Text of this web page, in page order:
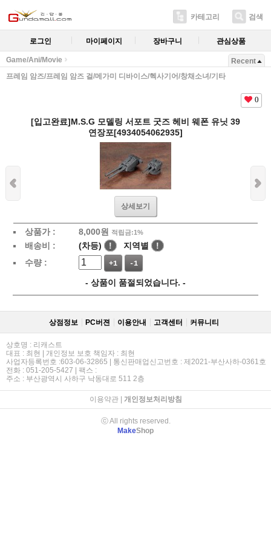
카테고리 검색
로그인 마이페이지 장바구니 관심상품
Game/Ani/Movie
프레임 암즈/프레임 암즈 걸/메가미 디바이스/헥사기어/창채소녀/기타
Recent
0
[입고완료]M.S.G 모델링 서포트 굿즈 헤비 웨폰 유닛 39
연장포[4934054062935]
상세보기
상품가 : 8,000원 적립금:1%
배송비 : (차등) ! 지역별
!
수량 :
+1 -1
- 상품이 품절되었습니다. -
상점정보 PC버젼 이용안내 고객센터 커뮤니티
상호명 : 리캐스트
대표 : 최현 | 개인정보 보호 책임자 : 최현
사업자등록번호 :603-06-32865 | 통신판매업신고번호 : 제2021-부산사하-0361호
전화 : 051-205-5427 | 팩스 :
주소 : 부산광역시 사하구 낙동대로 511 2층
이용약관| 개인정보처리방침
ⓒ All rights reserved.
MakeShop